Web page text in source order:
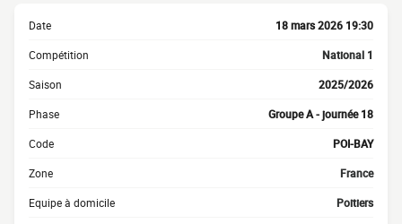
Date 18 mars 2026 19:30
Compétition National 1
Saison 2025/2026
Phase Groupe A - journée 18
Code POI-BAY
Zone France
Equipe à domicile Poitiers